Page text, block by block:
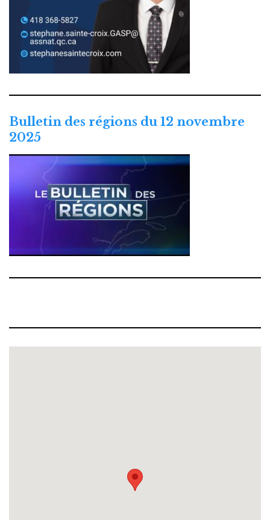
Bulletin des régions du 12 novembre
2025